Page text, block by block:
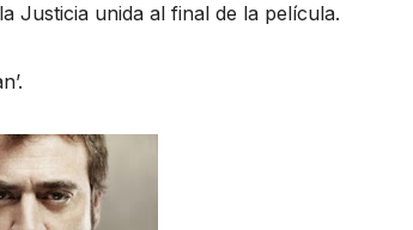
Justicia unida al final de la película.